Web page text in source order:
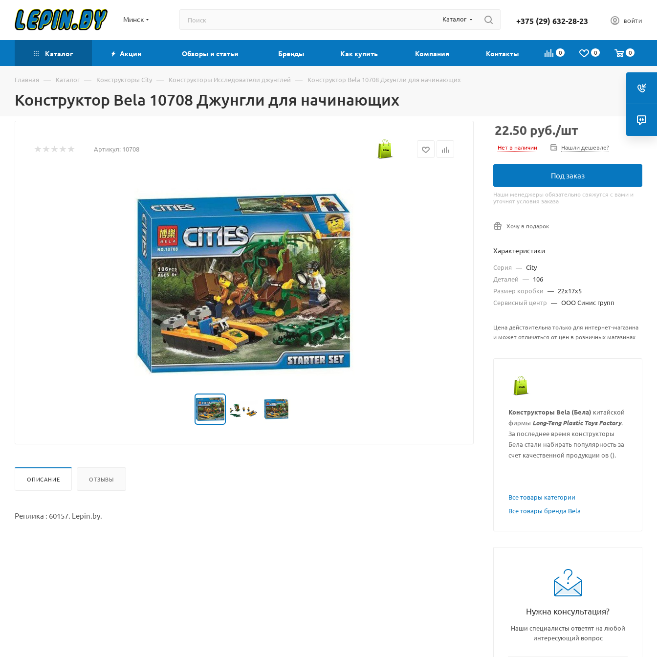
Минск Каталог +375 (29) 632-28-23 ВОЙТИ
0 0 0
Каталог Акции Обзоры и статьи Бренды Как купить Компания Контакты
Главная — Каталог — Конструкторы City — Конструкторы Исследователи джунглей — Конструктор Bela 10708 Джунгли для начинающих
Конструктор Bela 10708 Джунгли для начинающих
Артикул: 10708
ОПИСАНИЕ ОТЗЫВЫ
Реплика : 60157. Lepin.by.
22.50 руб./шт
Нет в наличии Нашли дешевле?
Под заказ
Наши менеджеры обязательно свяжутся с вами и
уточнят условия заказа
Хочу в подарок
Характеристики
Серия — City
Деталей — 106
Размер коробки — 22х17х5
Сервисный центр — ООО Синис групп
Цена действительна только для интернет-магазина
и может отличаться от цен в розничных магазинах
Конструкторы Bela (Бела) китайской
фирмы Long-Teng Plastic Toys Factory.
За последнее время конструкторы
Бела стали набирать популярность за
счет качественной продукции ов ().
Все товары категории
Все товары бренда Bela
Нужна консультация?
Наши специалисты ответят на любой
интересующий вопрос